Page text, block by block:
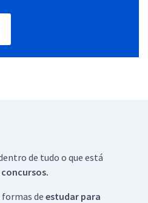
de tudo o que está
concursos.
formas de estudar para